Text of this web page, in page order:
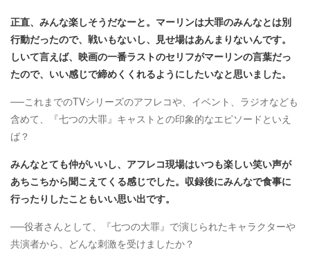
正直、みんな楽しそうだなーと。マーリンは大罪のみんなとは別
行動だったので、戦いもないし、見せ場はあんまりないんです。
しいて言えば、映画の一番ラストのセリフがマーリンの言葉だっ
たので、いい感じで締めくくれるようにしたいなと思いました。​
──これまでのTVシリーズのアフレコや、イベント、ラジオなども
含めて、『七つの大罪』キャストとの印象的なエピソードといえ
ば？
みんなとても仲がいいし、アフレコ現場はいつも楽しい笑い声が
あちこちから聞こえてくる感じでした。収録後にみんなで食事に
行ったりしたこともいい思い出です。​
──役者さんとして、『七つの大罪』で演じられたキャラクターや
共演者から、どんな刺激を受けましたか？